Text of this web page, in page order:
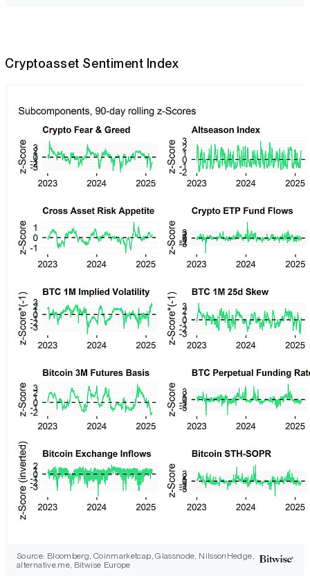
Cryptoasset Sentiment Index
Source: Bloomberg, Coinmarketcap, Glassnode, NilssonHedge,
alternative.me, Bitwise Europe